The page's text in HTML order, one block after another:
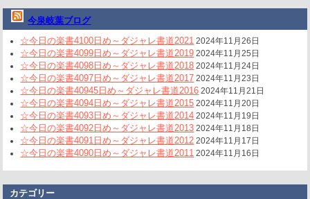
今泉岐葉ブログ
☆今日の楽書4100日め～ダジャレ書道2021 2024年11月26日
☆今日の楽書4099日め～ダジャレ書道2019 2024年11月25日
☆今日の楽書4098日め～ダジャレ書道2018 2024年11月24日
☆今日の楽書4097日め～ダジャレ書道2017 2024年11月23日
☆今日の楽書40945日め～ダジャレ書道2016 2024年11月21日
☆今日の楽書4094日め～ダジャレ書道2015 2024年11月20日
☆今日の楽書4093日め～ダジャレ書道2014 2024年11月19日
☆今日の楽書4092日め～ダジャレ書道2013 2024年11月18日
☆今日の楽書4091日め～ダジャレ書道2012 2024年11月17日
☆今日の楽書4090日め～ダジャレ書道2011 2024年11月16日
カテゴリー